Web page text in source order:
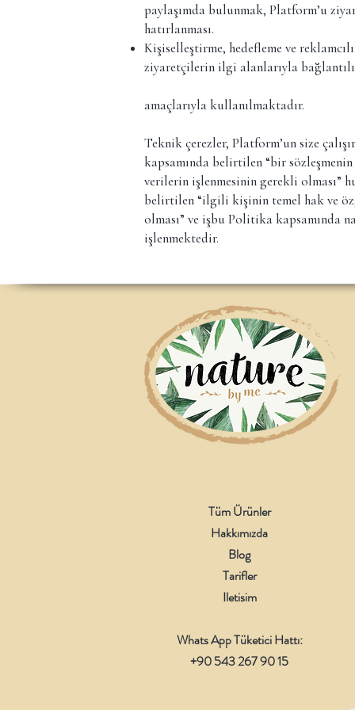
paylaşımda bulunmak, Platform’u
hatırlanması.
Kişiselleştirme, hedefleme ve
ziyaretçilerin ilgi alanlarıyla
amaçlarıyla kullanılmaktadır.
Teknik çerezler, Platform’un size
kapsamında belirtilen “bir
verilerin işlenmesinin gerekli olması”
belirtilen “ilgili kişinin temel hak ve
olması” ve işbu Politika kapsamında
işlenmektedir.
Tüm Ürünler
Hakkımızda
Blog
Tarifler
Iletisim
Whats App Tüketici Hattı:
+90 543 267 90 15